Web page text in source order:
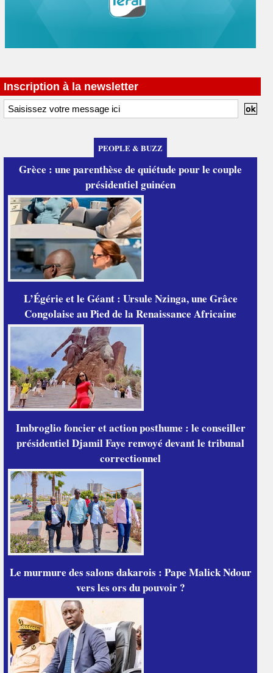
Inscription à la newsletter
PEOPLE & BUZZ
Grèce : une parenthèse de quiétude pour le couple
présidentiel guinéen
L’Égérie et le Géant : Ursule Nzinga, une Grâce
Congolaise au Pied de la Renaissance Africaine
Imbroglio foncier et action posthume : le conseiller
présidentiel Djamil Faye renvoyé devant le tribunal
correctionnel
Le murmure des salons dakarois : Pape Malick Ndour
vers les ors du pouvoir ?